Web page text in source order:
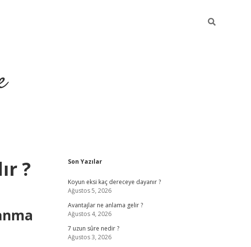
? Sidebar
Son Yazılar
Koyun eksi kaç dereceye dayanır ?
Ağustos 5, 2026
Avantajlar ne anlama gelir ?
Ağustos 4, 2026
7 uzun sûre nedir ?
Ağustos 3, 2026
betcipiabellacasino sitesi